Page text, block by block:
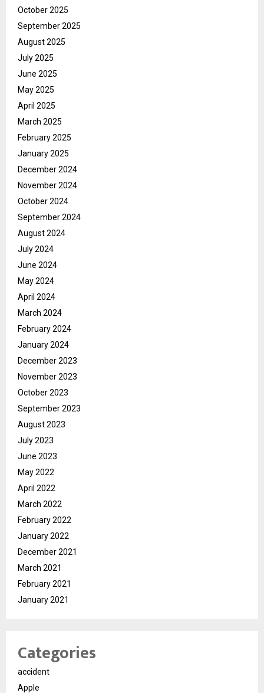
October 2025
September 2025
August 2025
July 2025
June 2025
May 2025
April 2025
March 2025
February 2025
January 2025
December 2024
November 2024
October 2024
September 2024
August 2024
July 2024
June 2024
May 2024
April 2024
March 2024
February 2024
January 2024
December 2023
November 2023
October 2023
September 2023
August 2023
July 2023
June 2023
May 2022
April 2022
March 2022
February 2022
January 2022
December 2021
March 2021
February 2021
January 2021
Categories
accident
Apple